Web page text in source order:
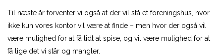
Til næste år forventer vi også at der vil stå et foreningshus, hvor
ikke kun vores kontor vil være at finde – men hvor der også vil
være mulighed for at få lidt at spise, og vil være mulighed for at
få lige det vi står og mangler.